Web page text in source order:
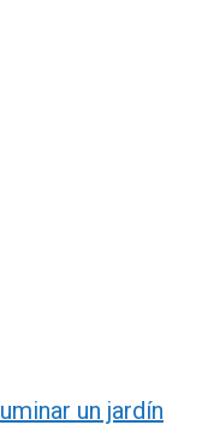
un jardín